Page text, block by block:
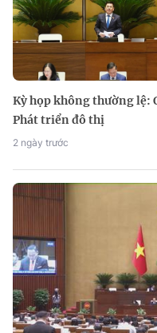
Kỳ họp không thường lệ:
Phát triển đô thị
2 ngày trước